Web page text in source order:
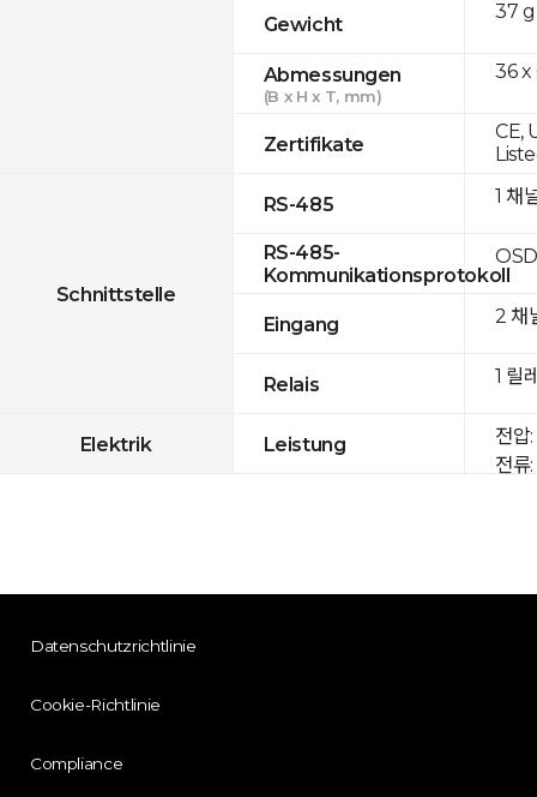
Gewicht
Abmessungen
(B x H x T, mm)
Zertifikate
Schnittstelle
RS-485
RS-485-
Kommunikationsprotokoll
Eingang
Relais
Elektrik Leistung
37 g
36 x
CE,
1 채
2 채
1 릴
전압
전류
Datenschutzrichtlinie
Cookie-Richtlinie
Compliance